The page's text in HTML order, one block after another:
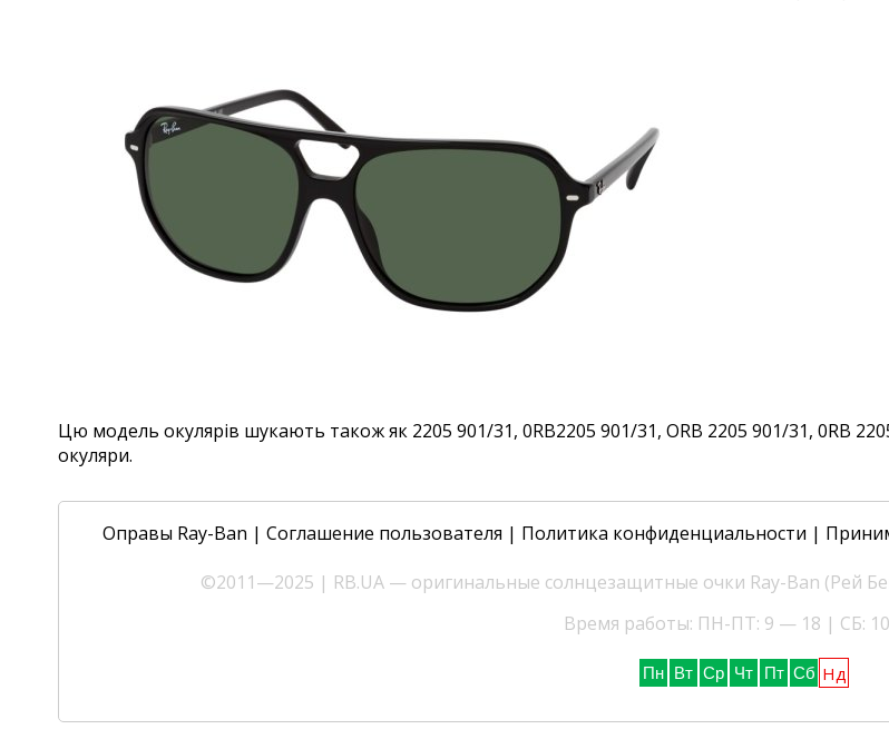
Цю модель окулярів шукають також як 2205 901/31, 0RB2205 901/31, ORB 2205 901/31, 0RB
окуляри.
Оправы Ray-Ban | Соглашение пользователя | Политика конфиденциальности |
©2011—2025 | RB.UA — оригинальные солнцезащитные очки Ray-Ban (Рей
Время работы: ПН-ПТ: 9 — 18 | СБ:
Пн Вт Ср Чт Пт Сб Нд